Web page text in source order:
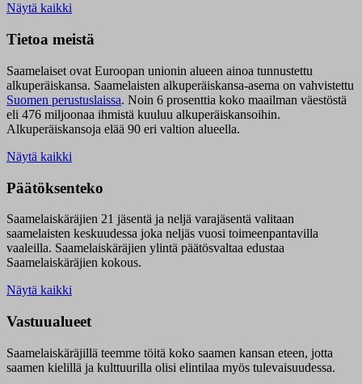
Näytä kaikki
Tietoa meistä
Saamelaiset ovat Euroopan unionin alueen ainoa tunnustettu
alkuperäiskansa. Saamelaisten alkuperäiskansa-asema on vahvistettu
Suomen perustuslaissa. Noin 6 prosenttia koko maailman väestöstä
eli 476 miljoonaa ihmistä kuuluu alkuperäiskansoihin.
Alkuperäiskansoja elää 90 eri valtion alueella.
Näytä kaikki
Päätöksenteko
Saamelaiskäräjien 21 jäsentä ja neljä varajäsentä valitaan
saamelaisten keskuudessa joka neljäs vuosi toimeenpantavilla
vaaleilla. Saamelaiskäräjien ylintä päätösvaltaa edustaa
Saamelaiskäräjien kokous.
Näytä kaikki
Vastuualueet
Saamelaiskäräjillä teemme töitä koko saamen kansan eteen, jotta
saamen kielillä ja kulttuurilla olisi elintilaa myös tulevaisuudessa.